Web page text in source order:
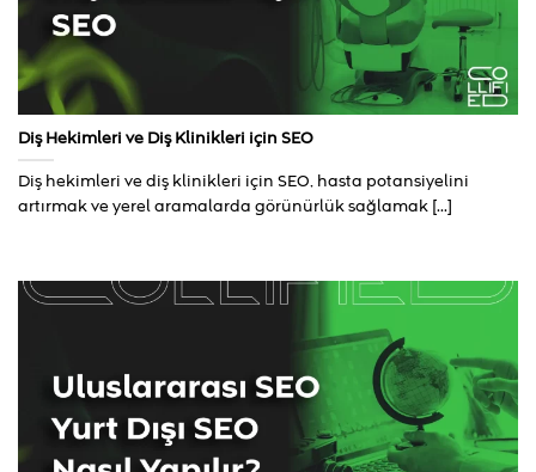
Diş Hekimleri ve Diş Klinikleri için SEO
Diş hekimleri ve diş klinikleri için SEO, hasta potansiyelini
artırmak ve yerel aramalarda görünürlük sağlamak [...]